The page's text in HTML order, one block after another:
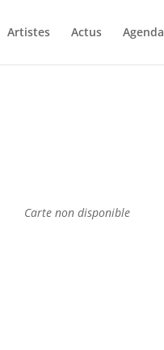
Artistes Actus Agenda
Carte non disponible